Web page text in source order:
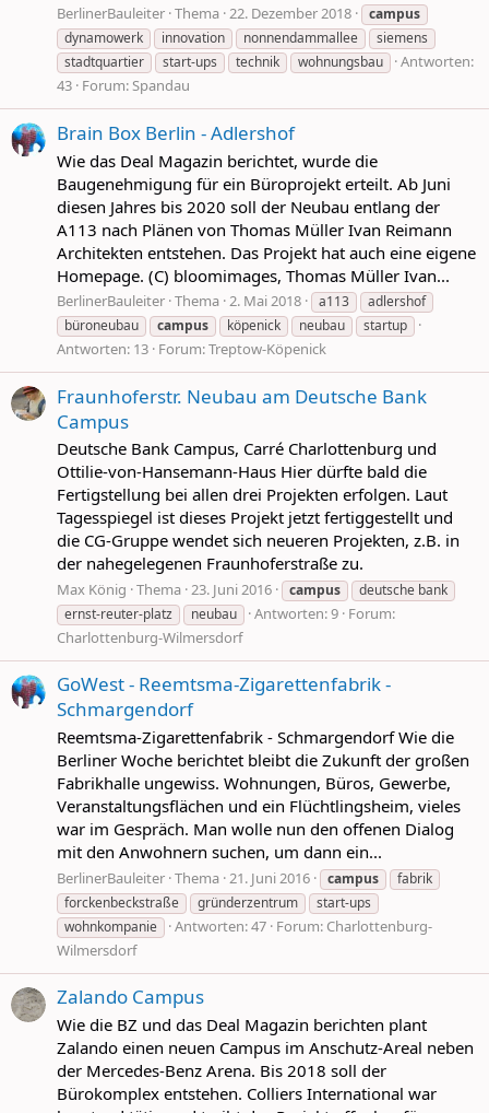
BerlinerBauleiter Thema 22. Dezember 2018
campus
dynamowerk
innovation nonnendammallee
siemens
stadtquartier
start-ups technik wohnungsbau
Antworten:
43 Forum:Spandau
Brain Box Berlin - Adlershof
Wie das Deal Magazin berichtet, wurde die
Baugenehmigung für ein Büroprojekt erteilt. Ab Juni
diesen Jahres bis 2020 soll der Neubau entlang der
A113 nach Plänen von Thomas Müller Ivan Reimann
Architekten entstehen. Das Projekt hat auch eine eigene
Homepage. (C) bloomimages, Thomas Müller Ivan...
BerlinerBauleiter Thema 2. Mai 2018 a113
adlershof
büroneubau
campus köpenick neubau startup
Antworten: 13 Forum:Treptow-Köpenick
Fraunhoferstr. Neubau am Deutsche Bank
Campus
Deutsche Bank Campus, Carré Charlottenburg und
Ottilie-von-Hansemann-Haus Hier dürfte bald die
Fertigstellung bei allen drei Projekten erfolgen. Laut
Tagesspiegel ist dieses Projekt jetzt fertiggestellt und
die CG-Gruppe wendet sich neueren Projekten, z.B. in
der nahegelegenen Fraunhoferstraße zu.
Max König Thema 23. Juni 2016 campus
deutsche bank
ernst-reuter-platz
neubau Antworten: 9 Forum:
Charlottenburg-Wilmersdorf
GoWest - Reemtsma-Zigarettenfabrik -
Schmargendorf
Reemtsma-Zigarettenfabrik - Schmargendorf Wie die
Berliner Woche berichtet bleibt die Zukunft der großen
Fabrikhalle ungewiss. Wohnungen, Büros, Gewerbe,
Veranstaltungsflächen und ein Flüchtlingsheim, vieles
war im Gespräch. Man wolle nun den offenen Dialog
mit den Anwohnern suchen, um dann ein...
BerlinerBauleiter Thema 21. Juni 2016 campus
fabrik
forckenbeckstraße
gründerzentrum
start-ups
wohnkompanie
Antworten: 47 Forum: Charlottenburg-
Wilmersdorf
Zalando Campus
Wie die BZ und das Deal Magazin berichten plant
Zalando einen neuen Campus im Anschutz-Areal neben
der Mercedes-Benz Arena. Bis 2018 soll der
Bürokomplex entstehen. Colliers International war